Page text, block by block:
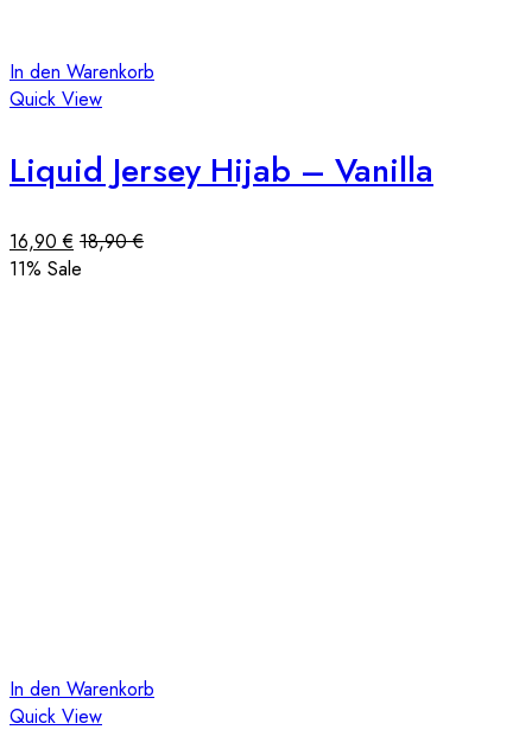
In den Warenkorb
Quick View
Liquid Jersey Hijab – Vanilla
16,90€ 18,90€
11% Sale
In den Warenkorb
Quick View